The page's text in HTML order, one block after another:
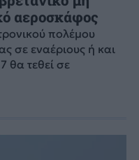
αεροσκάφος
πολέμου
σε εναέριους ή και
θα τεθεί σε